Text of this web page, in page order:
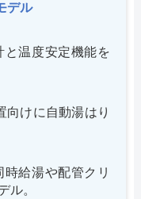
デル
と温度安定機能を
向けに自動湯はり
給湯や配管クリ
ル。